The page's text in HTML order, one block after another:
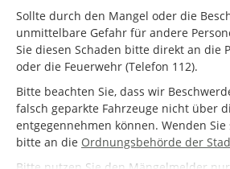
Sollte durch den Mangel oder die
unmittelbare Gefahr für andere
Sie diesen Schaden bitte direkt an die
oder die Feuerwehr (Telefon 112).
Bitte beachten Sie, dass wir
falsch geparkte Fahrzeuge nicht über
entgegennehmen können. Wenden
bitte an die Ordnungsbehörde der